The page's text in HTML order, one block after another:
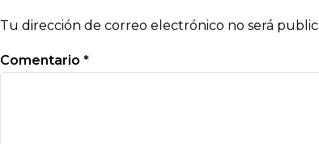
Tu dirección de correo electrónico no será
Comentario *